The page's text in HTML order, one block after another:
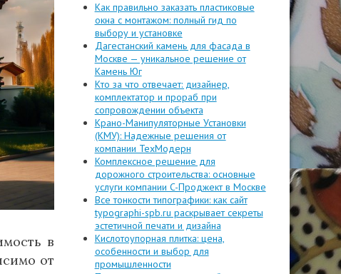
в
от
Как правильно заказать пластиковые
окна с монтажом: полный гид по
выбору и установке
Дагестанский камень для фасада в
Москве — уникальное решение от
Камень Юг
Кто за что отвечает: дизайнер,
комплектатор и прораб при
сопровождении объекта
Крано-Манипуляторные Установки
(КМУ): Надежные решения от
компании ТехМодерн
Комплексное решение для
дорожного строительства: основные
услуги компании C-Проджект в Москве
Все тонкости типографики: как сайт
typographi-spb.ru раскрывает секреты
эстетичной печати и дизайна
Кислотоупорная плитка: цена,
особенности и выбор для
промышленности